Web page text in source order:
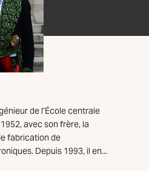
de l’École centrale
avec son frère, la
fabrication de
Depuis 1993, il en...